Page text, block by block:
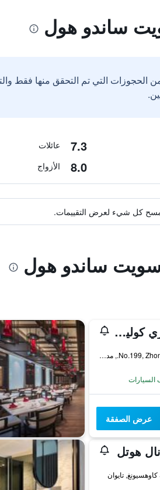
ساندو هول
الحجوزات التي تم التحقق منها فقط
7.3 عائلات
8.0 الأزواج
مسح كل شيء لعرض التقييمات.
سويت ساندو هول
ذا أمنيس، إيه لاكشري كوليكشن هوتل، كاوهسيونج
No.199, Zhongshan 2nd Rd, Qianzhen Dist., مدينة كاوهسيونغ, تايوان
السيارات
عرض الصفقة
هوتل